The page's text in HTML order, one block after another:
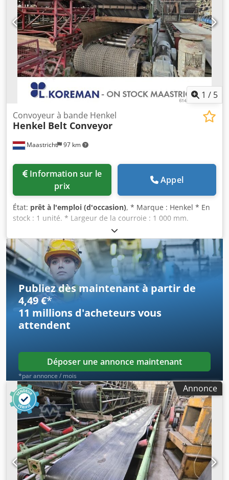
1 / 5
Maastricht 97 km
Convoyeur à bande Henkel
Henkel Belt Conveyor
prix
Appel
État: prêt à l'emploi (d'occasion), * Marque : Henkel * En
stock : 1 unité. * Largeur de la courroie : 1 000 mm.
Dedpfozpzpvox Ai Rskr * Transmission : boîte de vitesses
de 11 kW.
Publiez dès maintenant à partir de
4,49 €*
11 millions d'acheteursvous
attendent
Déposer une annonce maintenant
*par annonce / mois
Annonce